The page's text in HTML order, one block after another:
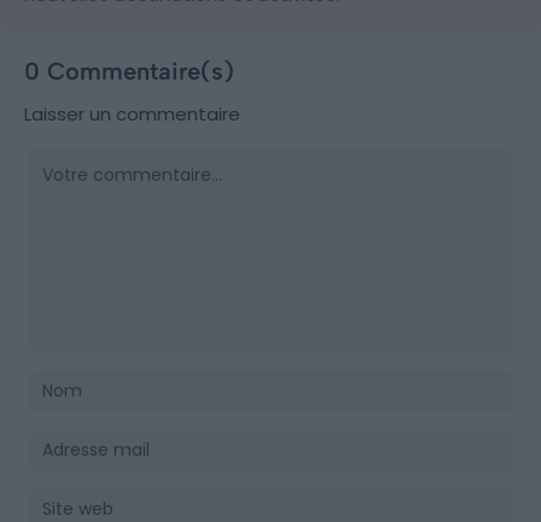
0 Commentaire(s)
Laisser un commentaire